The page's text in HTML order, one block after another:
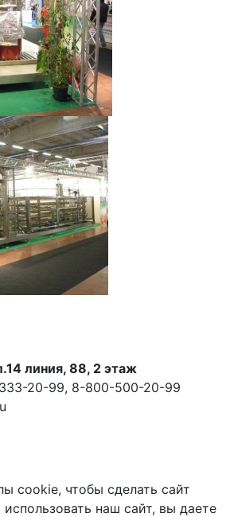
линия, 88, 2 этаж
20-99, 8-800-500-20-99
cookie, чтобы сделать сайт
наш сайт, вы даете